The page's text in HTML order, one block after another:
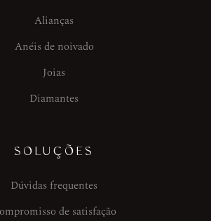
Alianças
Anéis de noivado
Joias
Diamantes
SOLUÇÕES
Dúvidas frequentes
de satisfação